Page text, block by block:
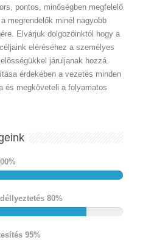
pontos, minőségben megfelelő
megrendelők minél nagyobb
Elvárjuk dolgozóinktól hogy a
eléréséhez a személyes
járuljanak hozzá.
érdekében a vezetés minden
és megköveteli a folyamatos
80%
95%